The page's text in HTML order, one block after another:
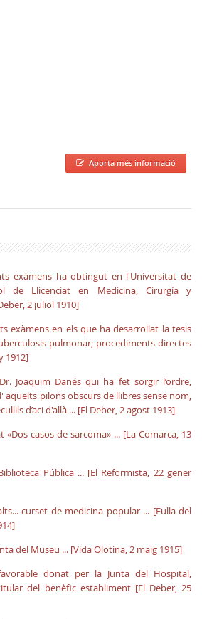
Aporta més informació
exàmens ha obtingut en l'Universitat de
de Llicenciat en Medicina, Cirurgía y
2 juliol 1910]
exàmens en els que ha desarrollat la tesis
pulmonar; procediments directes
1912]
Joaquim Danés qui ha fet sorgir l’ordre,
aquelts pilons obscurs de llibres sense nom,
d’aci d'allà ... [El Deber, 2 agost 1913]
«Dos casos de sarcoma» ... [La Comarca, 13
Pública ... [El Reformista, 22 gener
curset de medicina popular ... [Fulla del
del Museu ... [Vida Olotina, 2 maig 1915]
donat per la Junta del Hospital,
del benèfic establiment [El Deber, 25